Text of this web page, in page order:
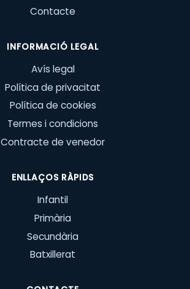
Contacte
INFORMACIÓ LEGAL
Avís legal
Política de privacitat
Política de cookies
Termes i condicions
Contracte de venedor
ENLLAÇOS RÀPIDS
Infantil
Primària
Secundària
Batxillerat